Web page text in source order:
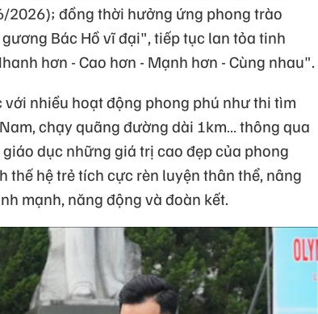
2026); đồng thời hưởng ứng phong trào
Bác Hồ vĩ đại", tiếp tục lan tỏa tinh
hơn - Cao hơn - Mạnh hơn - Cùng nhau".
nhiều hoạt động phong phú như thi tìm
chạy quãng đường dài 1km… thông qua
dục những giá trị cao đẹp của phong
thế hệ trẻ tích cực rèn luyện thân thể, nâng
mạnh, năng động và đoàn kết.